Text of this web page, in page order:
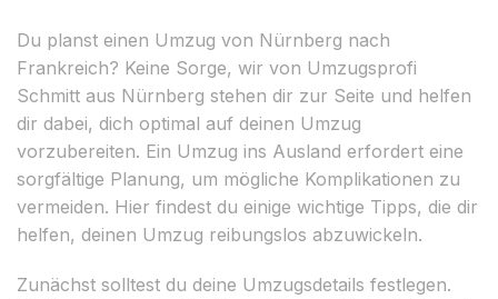
Du planst einen Umzug von Nürnberg nach
Frankreich? Keine Sorge, wir von Umzugsprofi
Schmitt aus Nürnberg stehen dir zur Seite und helfen
dir dabei, dich optimal auf deinen Umzug
vorzubereiten. Ein Umzug ins Ausland erfordert eine
sorgfältige Planung, um mögliche Komplikationen zu
vermeiden. Hier findest du einige wichtige Tipps, die dir
helfen, deinen Umzug reibungslos abzuwickeln.
Zunächst solltest du deine Umzugsdetails festlegen.